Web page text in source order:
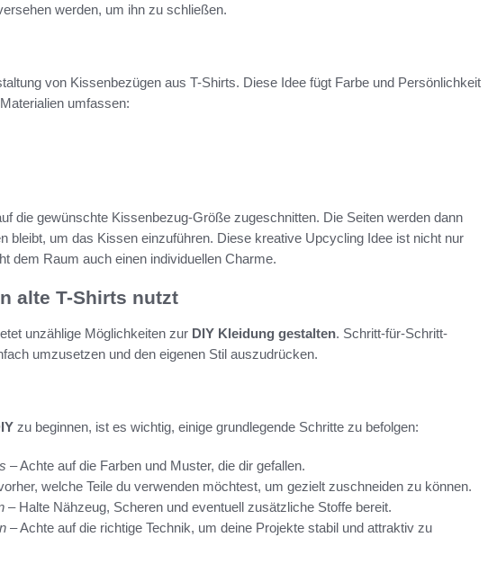
werden, um ihn zu schließen.
von Kissenbezügen aus T-Shirts. Diese Idee fügt Farbe und Persönlichkeit
umfassen:
die gewünschte Kissenbezug-Größe zugeschnitten. Die Seiten werden dann
bleibt, um das Kissen einzuführen. Diese kreative Upcycling Idee ist nicht nur
dem Raum auch einen individuellen Charme.
alte T-Shirts nutzt
unzählige Möglichkeiten zur DIY Kleidung gestalten. Schritt-für-Schritt-
umzusetzen und den eigenen Stil auszudrücken.
zu beginnen, ist es wichtig, einige grundlegende Schritte zu befolgen:
– Achte auf die Farben und Muster, die dir gefallen.
welche Teile du verwenden möchtest, um gezielt zuschneiden zu können.
– Halte Nähzeug, Scheren und eventuell zusätzliche Stoffe bereit.
– Achte auf die richtige Technik, um deine Projekte stabil und attraktiv zu